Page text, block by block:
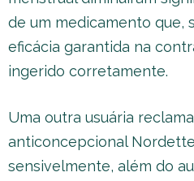
de um medicamento que,
eficácia garantida na
ingerido corretamente.
Uma outra usuária
anticoncepcional
sensivelmente, além do